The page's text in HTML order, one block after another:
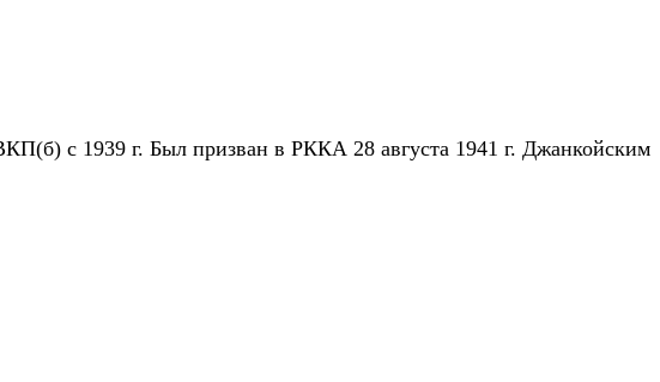
с 1939 г. Был призван в РККА 28 августа 1941 г. Джанкойским